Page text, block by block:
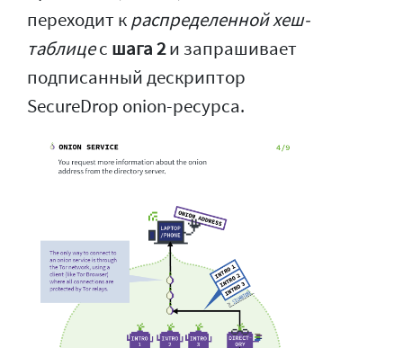
переходит краспределенной хеш-
таблицес шага 2и запрашивает
подписанный дескриптор
SecureDrop onion-ресурса.